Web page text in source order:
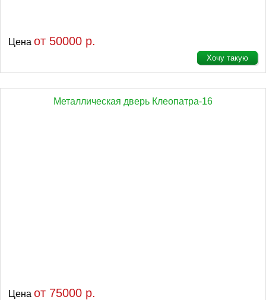
Цена от 50000 р.
Хочу такую
Металлическая дверь Клеопатра-16
Цена от 75000 р.